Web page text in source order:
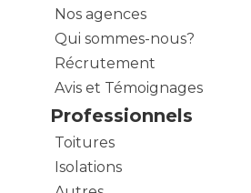
Nos agences
Qui sommes-nous?
Récrutement
Avis et Témoignages
Professionnels
Toitures
Isolations